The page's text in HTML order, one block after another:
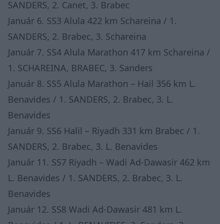
SANDERS, 2. Canet, 3. Brabec
Január 6. SS3 Alula 422 km Schareina / 1.
SANDERS, 2. Brabec, 3. Schareina
Január 7. SS4 Alula Marathon 417 km Schareina /
1. SCHAREINA, BRABEC, 3. Sanders
Január 8. SS5 Alula Marathon – Hail 356 km L.
Benavides / 1. SANDERS, 2. Brabec, 3. L.
Benavides
Január 9. SS6 Halil – Riyadh 331 km Brabec / 1.
SANDERS, 2. Brabec, 3. L. Benavides
Január 11. SS7 Riyadh – Wadi Ad-Dawasir 462 km
L. Benavides / 1. SANDERS, 2. Brabec, 3. L.
Benavides
Január 12. SS8 Wadi Ad-Dawasir 481 km L.